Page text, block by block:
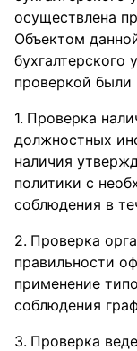
осуществлена
Объектом
бухгалтерского
проверкой
Проверка
должностных
наличия
политики с
соблюдения в
Проверка
правильности
применение
соблюдения
Проверка